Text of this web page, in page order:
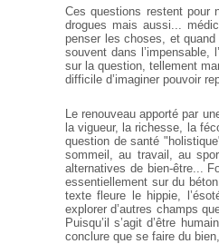
Ces questions restent pour
drogues mais aussi...
penser les choses, et
souvent dans
sur la question, tellement
difficile d’imaginer pouvoir
Le renouveau apporté par
la vigueur, la richesse, la
question de santé
sommeil, au travail, au
alternatives de bien-être...
essentiellement sur du
texte fleure le hippie,
explorer d’autres champs
Puisqu’il s’agit d’être
conclure que se faire du